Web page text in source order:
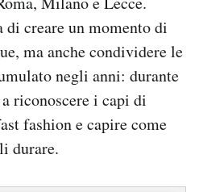
creare un momento di
ma anche condividere le
negli anni: durante
riconoscere i capi di
fashion e capire come
durare.